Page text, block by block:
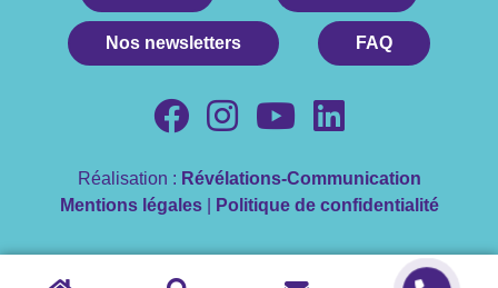
Nos newsletters FAQ
Réalisation : Révélations-Communication
Mentions légales| Politique de confidentialité